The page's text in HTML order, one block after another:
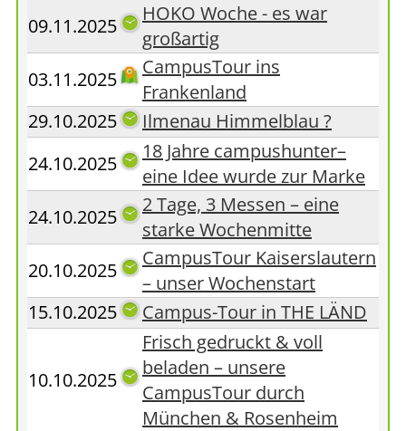
09.11.2025
HOKO Woche - es war
großartig
03.11.2025
CampusTour ins
Frankenland
29.10.2025
Ilmenau Himmelblau ?
24.10.2025
18 Jahre campushunter–
eine Idee wurde zur Marke
24.10.2025
2 Tage, 3 Messen – eine
starke Wochenmitte
20.10.2025
CampusTour Kaiserslautern
– unser Wochenstart
15.10.2025
Campus-Tour in THE LÄND
10.10.2025
Frisch gedruckt & voll
beladen – unsere
CampusTour durch
München & Rosenheim